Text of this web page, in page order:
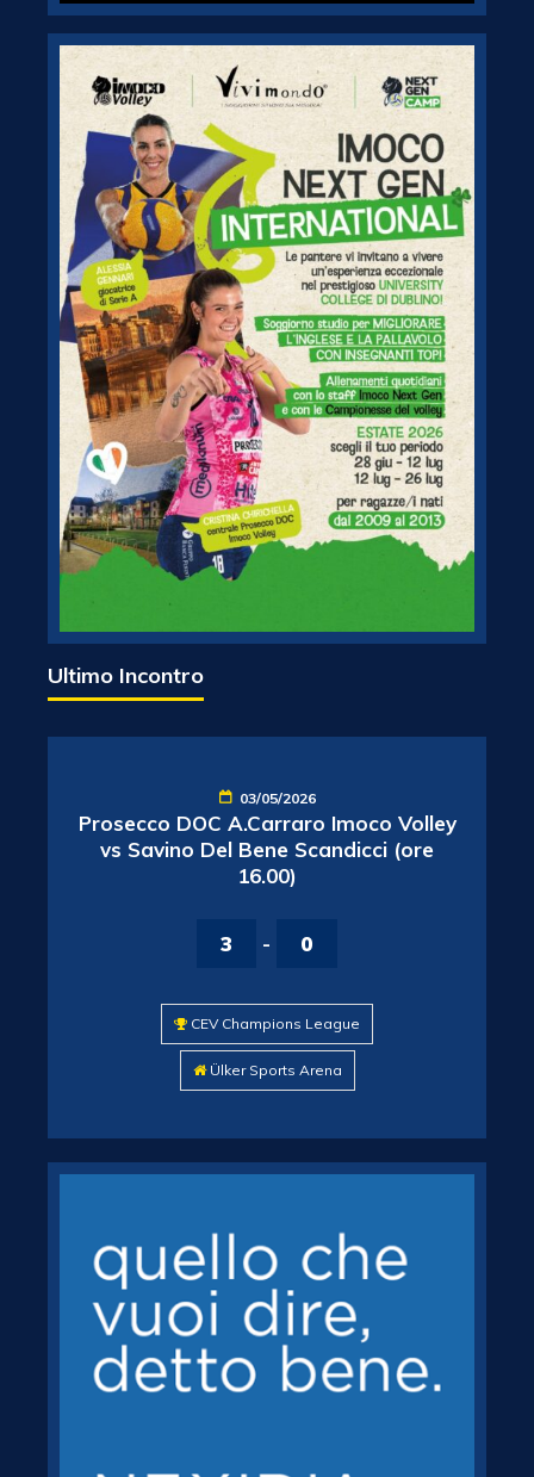
Ultimo Incontro
03/05/2026
Prosecco DOC A.Carraro Imoco Volley
vs Savino Del Bene Scandicci (ore
16.00)
3 - 0
CEV Champions League
Ülker Sports Arena